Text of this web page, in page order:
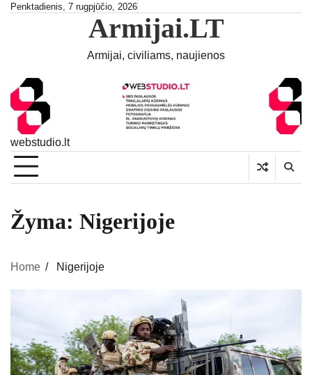
SkipPenktadienis, 7 rugpjūčio, 2026
Armijai.LT
Armijai, civiliams, naujienos
webstudio.lt
Žyma: Nigerijoje
Home Nigerijoje